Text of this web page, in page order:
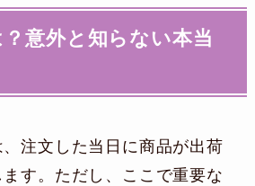
意外と知らない本当
、注文した当日に商品が出荷
す。ただし、ここで重要な